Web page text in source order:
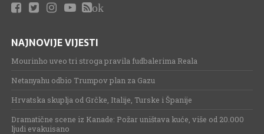
ok
NAJNOVIJE VIJESTI
Mourinho uveo tri stroga pravila fudbalerima Reala
Netanyahu odbio Trumpov plan za Gazu
Hrvatska skuplja od Grčke, Italije, Turske i Španije
Dramatične scene iz Kanade: Požar uništava kuće, više od 20.000
ljudi evakuisano